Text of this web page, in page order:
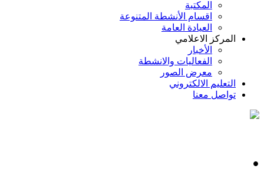
اقسام الأنشطة المتنوعة
العيادة العامة
الاعلامي
الفعاليات والانشطة
معرض الصور
الالكتروني
معنا